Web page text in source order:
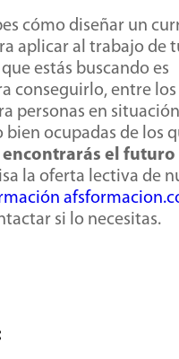
cómo diseñar un
aplicar al trabajo de
estás buscando es
conseguirlo, entre los
personas en
bien ocupadas de los
encontrarás el futuro
la oferta lectiva de
si lo necesitas.